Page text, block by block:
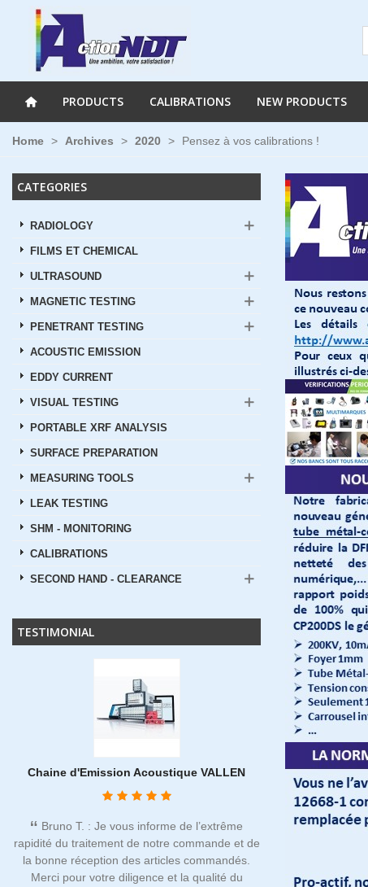
PRODUCTS CALIBRATIONS NEW PRODUCTS
Home > Archives > 2020 > Pensez à vos calibrations !
CATEGORIES
RADIOLOGY
FILMS ET CHEMICAL
ULTRASOUND
MAGNETIC TESTING
PENETRANT TESTING
ACOUSTIC EMISSION
EDDY CURRENT
VISUAL TESTING
PORTABLE XRF ANALYSIS
SURFACE PREPARATION
MEASURING TOOLS
LEAK TESTING
SHM - MONITORING
CALIBRATIONS
SECOND HAND - CLEARANCE
TESTIMONIAL
Chaine d'Emission Acoustique VALLEN
Bruno T. : Je vous informe de l’extrême
rapidité du traitement de notre commande et de
la bonne réception des articles commandés.
Merci pour votre diligence et la qualité du
Vérification
Noël C. :
depuis plusieurs
qu'ACTION